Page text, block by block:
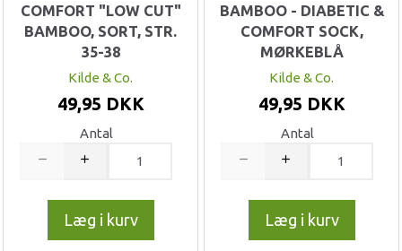
COMFORT "LOW CUT"
BAMBOO, SORT, STR.
35-38
Kilde & Co.
49,95 DKK
Antal
Læg i kurv
BAMBOO - DIABETIC &
COMFORT SOCK,
MØRKEBLÅ
Kilde & Co.
49,95 DKK
Antal
Læg i kurv